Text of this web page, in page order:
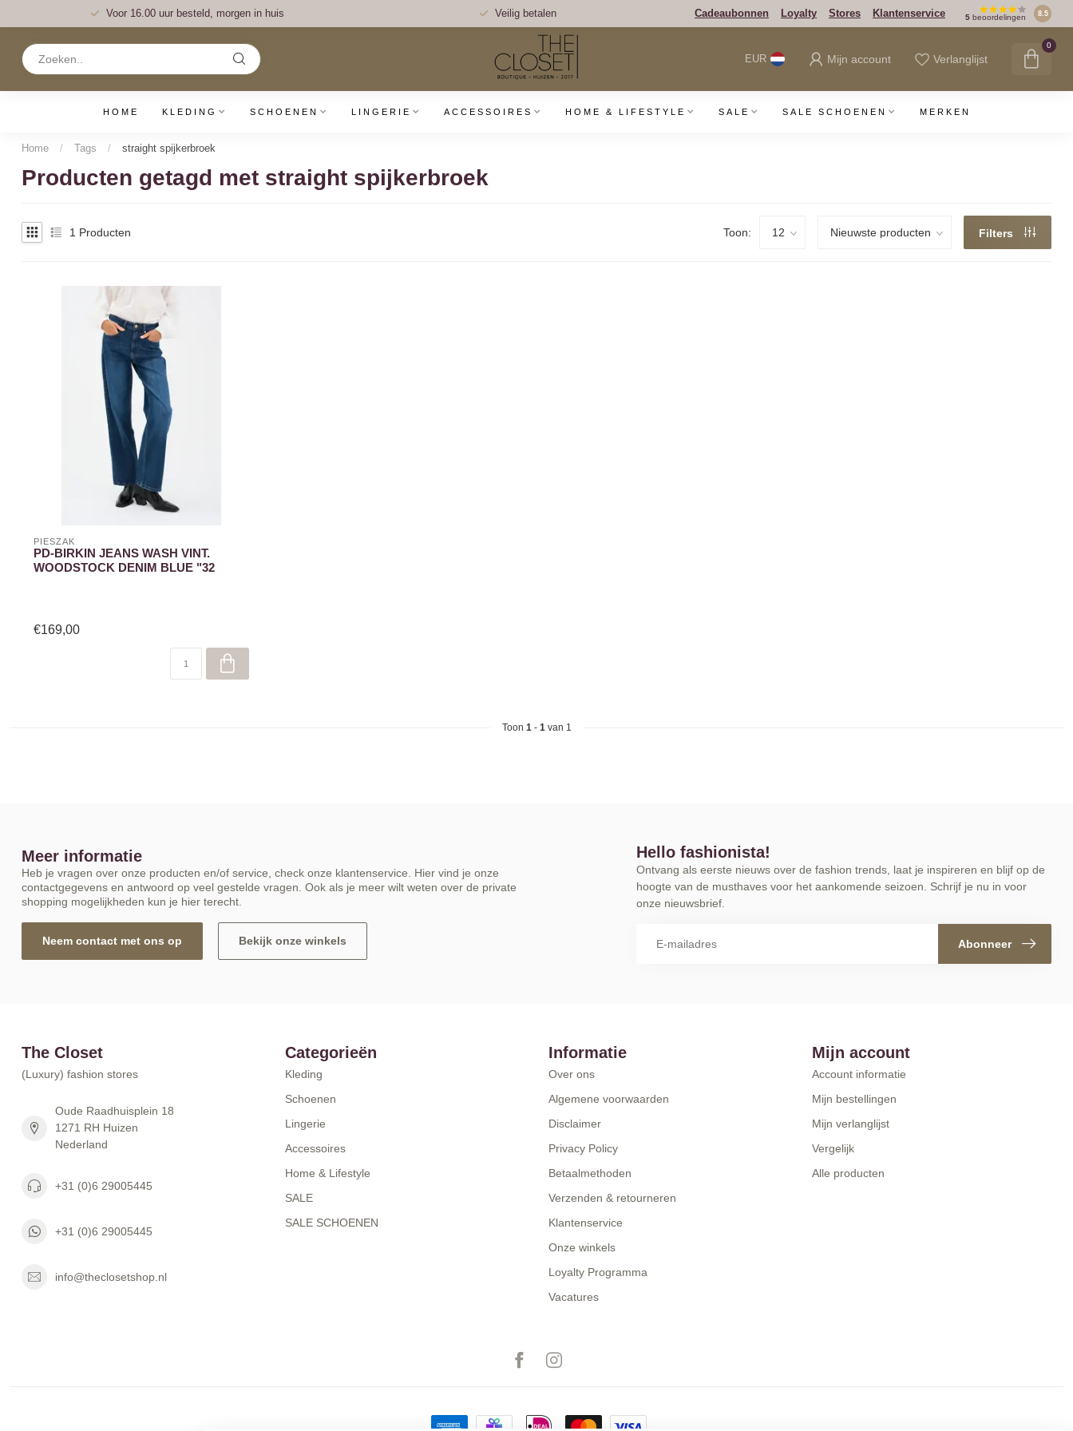
Voor 16.00 uur besteld, morgen in huis Veilig betalen Cadeaubonnen Loyalty Stores Klantenservice 5 beoordelingen 8.5
EUR Mijn account Verlanglijst
0
HOME KLEDING SCHOENEN LINGERIE ACCESSOIRES HOME & LIFESTYLE SALE SALE SCHOENEN MERKEN
Home / Tags / straight spijkerbroek
Producten getagd met straight spijkerbroek
1 Producten Toon: Filters
PIESZAK
PD-BIRKIN JEANS WASH VINT.
WOODSTOCK DENIM BLUE "32
€169,00
Toon 1- 1van 1
Meer informatie
Heb je vragen over onze producten en/of service, check onze klantenservice. Hier vind je onze
contactgegevens en antwoord op veel gestelde vragen. Ook als je meer wilt weten over de private
shopping mogelijkheden kun je hier terecht.
Neem contact met ons op Bekijk onze winkels
Hello fashionista!
Ontvang als eerste nieuws over de fashion trends, laat je inspireren en blijf op de
hoogte van de musthaves voor het aankomende seizoen. Schrijf je nu in voor
onze nieuwsbrief.
Abonneer
The Closet
(Luxury) fashion stores
Oude Raadhuisplein 18
1271 RH Huizen
Nederland
+31 (0)6 29005445
+31 (0)6 29005445
info@theclosetshop.nl
Categorieën
Kleding
Schoenen
Lingerie
Accessoires
Home & Lifestyle
SALE
SALE SCHOENEN
Informatie
Over ons
Algemene voorwaarden
Disclaimer
Privacy Policy
Betaalmethoden
Verzenden & retourneren
Klantenservice
Onze winkels
Loyalty Programma
Vacatures
Mijn account
Account informatie
Mijn bestellingen
Mijn verlanglijst
Vergelijk
Alle producten